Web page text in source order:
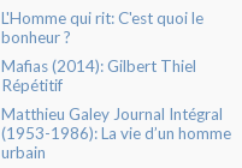
L'Homme qui rit: C'est quoi le
bonheur ?
Mafias (2014): Gilbert Thiel
Répétitif
Matthieu Galey Journal Intégral
(1953-1986): La vie d’un homme
urbain